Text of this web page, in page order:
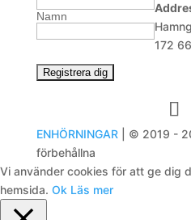
Namn
172
ENHÖRNINGAR| © 2019 -
förbehållna
Vi använder cookies för att ge dig
hemsida. Ok Läs mer